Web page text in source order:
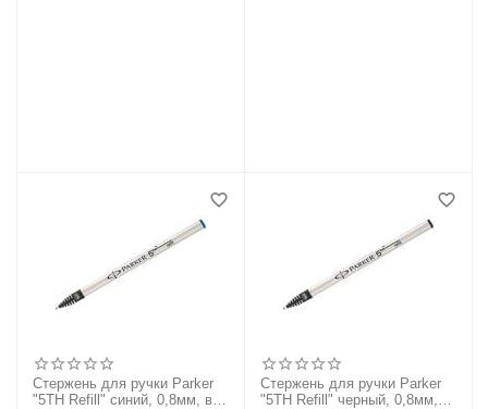
Стержень для ручки Parker
"5TH Refill" синий, 0,8мм, в
Стержень для ручки Parker
"5TH Refill" черный, 0,8мм, в